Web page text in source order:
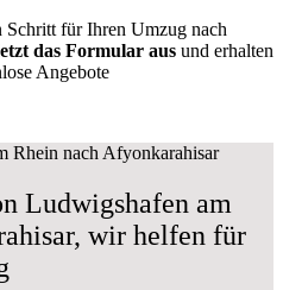
Schritt für Ihren Umzug nach
das Formular ausund erhalten
Angebote
Ludwigshafen am
wir helfen für